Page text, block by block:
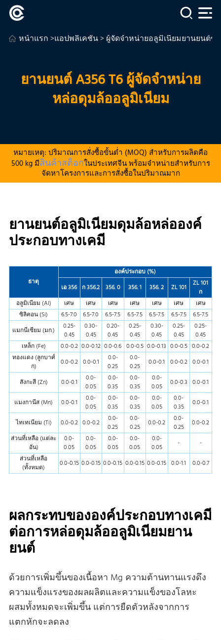
หน้าแรก>แอปพลิเคชัน>ผู้จัดจําหน่ายอลูมิเนียมยานยนต์ชั้
ยานยนต์ A356 T6 ผู้จัดจําหน่าย
หล่อดุมล้ออลูมิเนียม
หมายเหตุ: ปริมาณการสั่งซื้อขั้นต่ำ (MOQ) สำหรับการผลิตคือ
500 kg มีสินค้าสต็อกในประเทศจีน พร้อมจำหน่ายสำหรับการ
จัดหาโครงการและการสั่งซื้อในปริมาณมาก
ยานยนต์อลูมิเนียมดุมล้อหล่อองค์
ประกอบทางเคมี
ธาตุ
องค์ประกอบ (%)
เอ 356 ก 356.2 356. 0 356. 1 356. 2 ZL 101
ZL 101
ก
อลูมิเนียม (Al)
เศษ เศษ เศษ เศษ เศษ เศษ
เศษ
ซิลิคอน (Si)
6.5-7.0 6.5-7.0 6.5-7.5 6.5-7.5 6.5-7.5 6.5-7.5
6.5-7.5
แมกนีเซียม (มก.)
0.25-
0.45
0.30-
0.45
0.20-
0.45
0.25-
0.45
0.30-
0.45
0.25-
0.45
0.25-
0.45
เหล็ก (Fe)
0.0-0.2 0.0-0.12 0.0-0.6 0.0-0.5 0.0-0.13 0.0-0.5 0.0-0.2
ทองแดง (ลูกบาศ์
ก)
0.0-0.2 0.0-0.1
0.0-
0.25
0.0-
0.25
0.0-0.1 0.0-0.2 0.0-0.1
สังกะสี (Zn) 0.0-0.1
0.0-
0.05
0.0-
0.35
0.0-
0.35
0.0-
0.05
0.0-0.3 0.0-0.1
แมงกานีส (Mn) 0.0-0.1
0.0-
0.05
0.0-
0.35
0.0-
0.35
0.0-
0.05
0.0-
0.35
0.0-0.1
ไทเทเนียม (Ti) 0.0-0.2 0.0-0.2
0.0-
0.25
0.0-
0.25
0.0-0.2
0.0-
0.25
0.0-0.2
ส่วนที่เหลือ (แต่ละ
อัน)
0.0-
0.05
0.0-
0.05
0.0-
0.05
0.0-
0.05
0.0-
0.05
-
-
ส่วนที่เหลือ
(ทั้งหมด)
0.0-0.15 0.0-0.15 0.0-0.15 0.0-0.15 0.0-0.15 0.0-1.1 0.0-0.7
ผลกระทบขององค์ประกอบทางเคมี
ต่อการหล่อดุมล้ออลูมิเนียมยาน
ยนต์
ด้วยการเพิ่มขึ้นของเนื้อหา Mg ความต้านทานแรงดึง
ความแข็งแรงของผลผลิตและความแข็งของโลหะ
ผสมทั้งหมดจะเพิ่มขึ้น แต่การยืดตัวหลังจากการ
แตกหักจะลดลง